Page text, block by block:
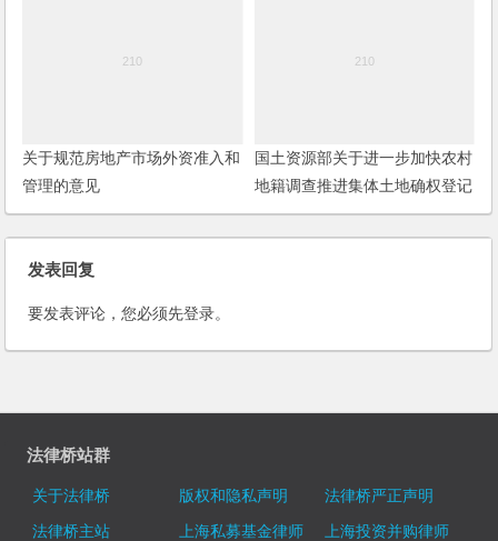
关于规范房地产市场外资准入和
管理的意见
国土资源部关于进一步加快农村
地籍调查推进集体土地确权登记
发证工作的通知
发表回复
要发表评论，您必须先登录。
法律桥站群
关于法律桥 版权和隐私声明
法律桥严正声明
法律桥主站
上海私募基金律师
上海投资并购律师